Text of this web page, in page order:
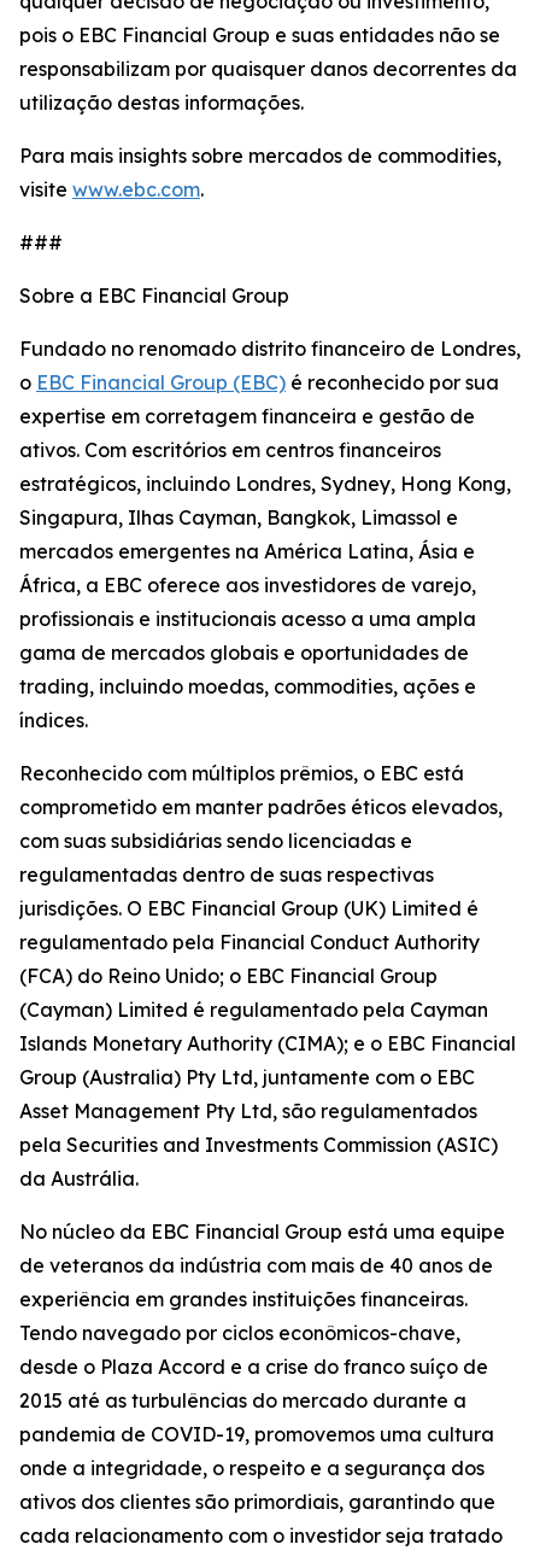
pois o EBC Financial Group e suas entidades não se
responsabilizam por quaisquer danos decorrentes da
utilização destas informações.
Para mais insights sobre mercados de commodities,
visite www.ebc.com.
###
Sobre a EBC Financial Group
Fundado no renomado distrito financeiro de Londres,
o EBC Financial Group (EBC) é reconhecido por sua
expertise em corretagem financeira e gestão de
ativos. Com escritórios em centros financeiros
estratégicos, incluindo Londres, Sydney, Hong Kong,
Singapura, Ilhas Cayman, Bangkok, Limassol e
mercados emergentes na América Latina, Ásia e
África, a EBC oferece aos investidores de varejo,
profissionais e institucionais acesso a uma ampla
gama de mercados globais e oportunidades de
trading, incluindo moedas, commodities, ações e
índices.
Reconhecido com múltiplos prêmios, o EBC está
comprometido em manter padrões éticos elevados,
com suas subsidiárias sendo licenciadas e
regulamentadas dentro de suas respectivas
jurisdições. O EBC Financial Group (UK) Limited é
regulamentado pela Financial Conduct Authority
(FCA) do Reino Unido; o EBC Financial Group
(Cayman) Limited é regulamentado pela Cayman
Islands Monetary Authority (CIMA); e o EBC Financial
Group (Australia) Pty Ltd, juntamente com o EBC
Asset Management Pty Ltd, são regulamentados
pela Securities and Investments Commission (ASIC)
da Austrália.
No núcleo da EBC Financial Group está uma equipe
de veteranos da indústria com mais de 40 anos de
experiência em grandes instituições financeiras.
Tendo navegado por ciclos econômicos-chave,
desde o Plaza Accord e a crise do franco suíço de
2015 até as turbulências do mercado durante a
pandemia de COVID-19, promovemos uma cultura
onde a integridade, o respeito e a segurança dos
ativos dos clientes são primordiais, garantindo que
cada relacionamento com o investidor seja tratado